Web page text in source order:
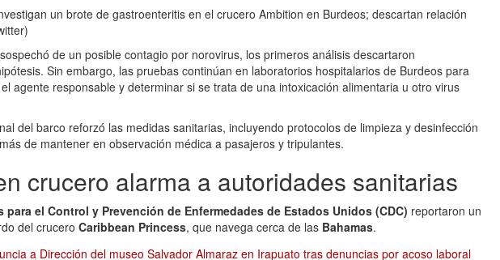
un brote de gastroenteritis en el crucero Ambition en Burdeos; descartan relación
de un posible contagio por norovirus, los primeros análisis descartaron
Sin embargo, las pruebas continúan en laboratorios hospitalarios de Burdeos para
agente responsable y determinar si se trata de una intoxicación alimentaria u otro virus
del barco reforzó las medidas sanitarias, incluyendo protocolos de limpieza y desinfección
de mantener en observación médica a pasajeros y tripulantes.
crucero alarma a autoridades sanitarias
para el Control y Prevención de Enfermedades de Estados Unidos (CDC) reportaron un
del crucero Caribbean Princess, que navega cerca de las Bahamas.